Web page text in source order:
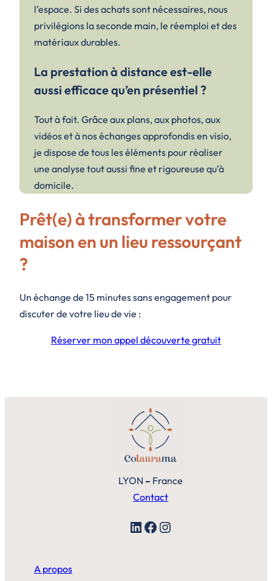
l’espace. Si des achats sont nécessaires, nous
privilégions la seconde main, le réemploi et des
matériaux durables.
La prestation à distance est-elle
aussi efficace qu’en présentiel ?
Tout à fait. Grâce aux plans, aux photos, aux
vidéos et à nos échanges approfondis en visio,
je dispose de tous les éléments pour réaliser
une analyse tout aussi fine et rigoureuse qu’à
domicile.
Prêt(e) à transformer votre
maison en un lieu ressourçant
?
Un échange de 15 minutes sans engagement pour
discuter de votre lieu de vie :
Réserver mon appel découverte gratuit
LYON – France
Contact
LinkedIn Facebook Instagram
A propos